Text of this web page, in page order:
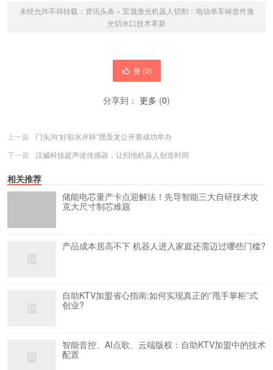
未经允许不得转载： 资讯头条 » 宏晟激光机器人切割：电动单车铸造件激
光切水口技术革新
赞 (0)
分享到： 更多 (0)
上一篇
门头沟“好彩水岸杯”掼蛋龙公开赛成功举办
下一篇
汉威科技超声波传感器，让扫地机器人创造时间
相关推荐
储能电芯量产卡点迎解法！先导智能三大自研技术攻
克大尺寸制芯难题
产品成本居高不下 机器人进入家庭还需迈过哪些门槛?
自助KTV加盟省心指南:如何实现真正的”甩手掌柜”式
创业?
智能音控、AI点歌、云端版权：自助KTV加盟中的技术
配置